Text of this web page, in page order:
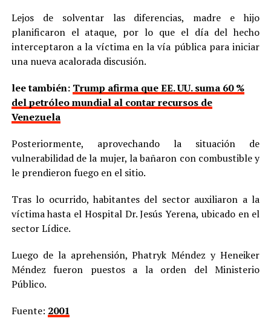
Lejos de solventar las diferencias, madre e hijo
planificaron el ataque, por lo que el día del hecho
interceptaron a la víctima en la vía pública para iniciar
una nueva acalorada discusión.
lee también: Trump afirma que EE. UU. suma 60 %
del petróleo mundial al contar recursos de
Venezuela
Posteriormente, aprovechando la situación de
vulnerabilidad de la mujer, la bañaron con combustible y
le prendieron fuego en el sitio.
Tras lo ocurrido, habitantes del sector auxiliaron a la
víctima hasta el Hospital Dr. Jesús Yerena, ubicado en el
sector Lídice.
Luego de la aprehensión, Phatryk Méndez y Heneiker
Méndez fueron puestos a la orden del Ministerio
Público.
Fuente: 2001